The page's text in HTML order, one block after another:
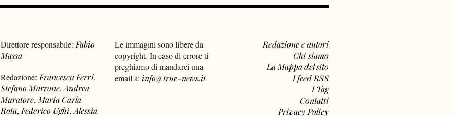
Direttore responsabile: Fabio
Massa
Redazione: Francesca Ferri,
Stefano Marrone,Andrea
Muratore, Maria Carla
Rota, Federico Ughi,Alessia
Le immagini sono libere da
copyright. In caso di errore ti
preghiamo di mandarci una
email a: info@true-news.it
Redazione e autori
Chi siamo
La Mappa del sito
I feed RSS
I Tag
Contatti
Privacy Policy